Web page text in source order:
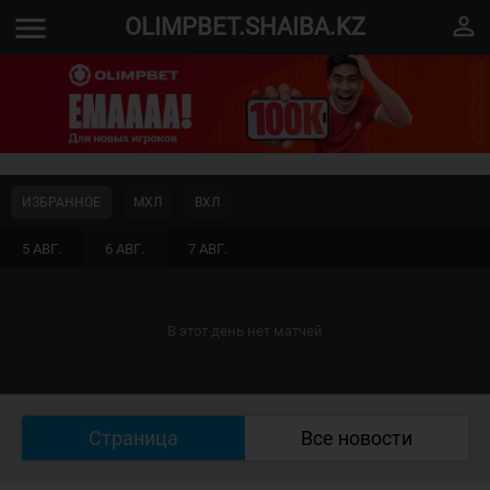
menu OLIMPBET.SHAIBA.KZ perm_identity
5 АВГ. 6 АВГ. 7 АВГ.
ИЗБРАННОЕ МХЛ ВХЛ
В этот день нет матчей
Страница Все новости